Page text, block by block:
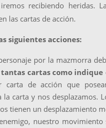
recibiendo heridas.
las cartas de acción.
siguientes acciones:
por la mazmorra
cartas como
carta de acción que
carta y nos desplazamos.
tienen un desplazamiento
nuestro